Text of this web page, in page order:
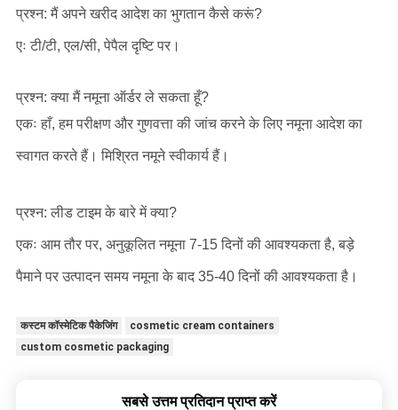
प्रश्न: मैं अपने खरीद आदेश का भुगतान कैसे करूं?
एः टी/टी, एल/सी, पेपैल दृष्टि पर।
प्रश्न: क्या मैं नमूना ऑर्डर ले सकता हूँ?
एकः हाँ, हम परीक्षण और गुणवत्ता की जांच करने के लिए नमूना आदेश का
स्वागत करते हैं। मिश्रित नमूने स्वीकार्य हैं।
प्रश्न: लीड टाइम के बारे में क्या?
एकः आम तौर पर, अनुकूलित नमूना 7-15 दिनों की आवश्यकता है, बड़े
पैमाने पर उत्पादन समय नमूना के बाद 35-40 दिनों की आवश्यकता है।
कस्टम कॉस्मेटिक पैकेजिंग
cosmetic cream containers
custom cosmetic packaging
सबसे उत्तम प्रतिदान प्राप्त करें